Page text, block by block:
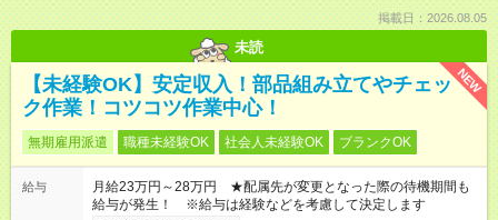
掲載日：2026.08.05
未読
NEW
【未経験OK】安定収入！部品組み立てやチェッ
ク作業！コツコツ作業中心！
無期雇用派遣 職種未経験OK 社会人未経験OK ブランクOK
給与
月給23万円～28万円 ★配属先が変更となった際の待機期間も
給与が発生！ ※給与は経験などを考慮して決定します